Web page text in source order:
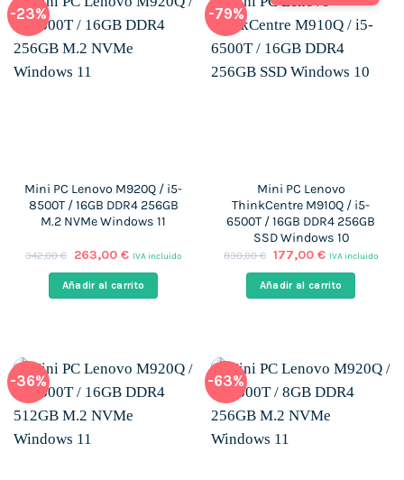
-23%
Mini PC Lenovo M920Q / i5-
8500T / 16GB DDR4 256GB
M.2 NVMe Windows 11
342,00€
El
original
era:
263,00 €El
actual
es:
IVA incluido
Añadir al carrito
-79%
Mini PC Lenovo
ThinkCentre M910Q / i5-
6500T / 16GB DDR4 256GB
SSD Windows 10
830,00€ El
original
era:
177,00 €El
actual
es:
IVA incluido
Añadir al carrito
-36% -63%